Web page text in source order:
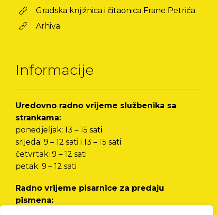
Gradska knjižnica i čitaonica Frane Petrića
Arhiva
Informacije
Uredovno radno vrijeme službenika sa
strankama:
ponedjeljak: 13 – 15 sati
srijeda: 9 – 12 sati i 13 – 15 sati
četvrtak: 9 – 12 sati
petak: 9 – 12 sati
Radno vrijeme pisarnice za predaju
pismena: